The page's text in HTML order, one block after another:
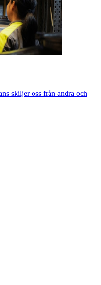
skiljer oss från andra och